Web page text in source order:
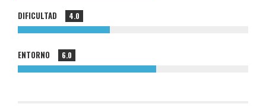
DIFICULTAD 4.0
ENTORNO 6.0